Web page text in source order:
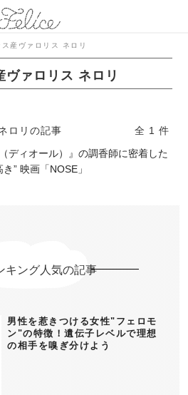
ス産ヴァロリス ネロリ
ヴァロリス ネロリ
ロリの記事
全 1 件
（ディオール）』の調香師に密着した
き” 映画「NOSE」
キング人気の記事
男性を惹きつける女性"フェロモ
ン"の特徴！遺伝子レベルで理想
の相手を嗅ぎ分けよう